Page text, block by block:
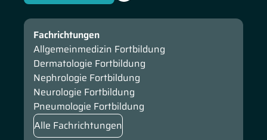
Fachrichtungen
Allgemeinmedizin Fortbildung
Dermatologie Fortbildung
Nephrologie Fortbildung
Neurologie Fortbildung
Pneumologie Fortbildung
Alle Fachrichtungen